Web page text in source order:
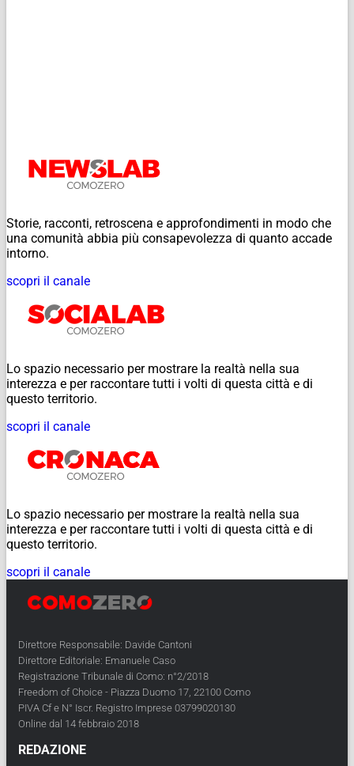
Storie, racconti, retroscena e approfondimenti in modo che
una comunità abbia più consapevolezza di quanto accade
intorno.
scopri il canale
Lo spazio necessario per mostrare la realtà nella sua
interezza e per raccontare tutti i volti di questa città e di
questo territorio.
scopri il canale
Lo spazio necessario per mostrare la realtà nella sua
interezza e per raccontare tutti i volti di questa città e di
questo territorio.
scopri il canale
Direttore Responsabile: Davide Cantoni
Direttore Editoriale: Emanuele Caso
Registrazione Tribunale di Como: n°2/2018
Freedom of Choice - Piazza Duomo 17, 22100 Como
PIVA Cf e N° Iscr. Registro Imprese 03799020130
Online dal 14 febbraio 2018
REDAZIONE